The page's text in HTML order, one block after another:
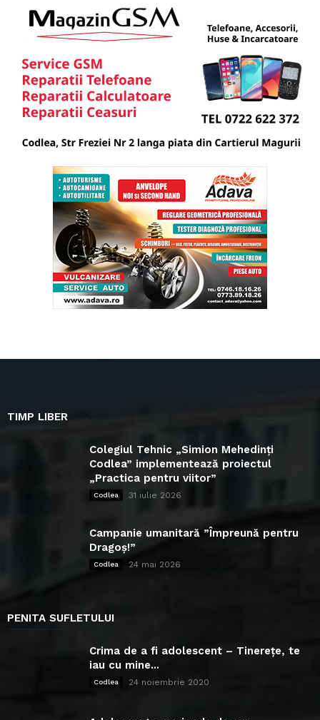
TIMP LIBER
Colegiul Tehnic „Simion Mehedinți
Codlea” implementează proiectul
„Practica pentru viitor”
Codlea 31 iulie 2026
Campanie umanitară ”Împreună pentru
Dragoș!”
Codlea 24 mai 2026
PENITA SUFLETULUI
Crima de a fi adolescent – Tinerețe, te
iau cu mine...
Codlea 24 noiembrie 2020